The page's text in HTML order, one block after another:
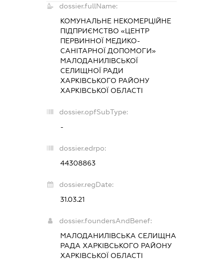
dossier.fullName:
КОМУНАЛЬНЕ НЕКОМЕРЦІЙНЕ
ПІДПРИЄМСТВО «ЦЕНТР
ПЕРВИННОЇ МЕДИКО-
САНІТАРНОЇ ДОПОМОГИ»
МАЛОДАНИЛІВСЬКОЇ
СЕЛИЩНОЇ РАДИ
ХАРКІВСЬКОГО РАЙОНУ
ХАРКІВСЬКОЇ ОБЛАСТІ
dossier.opfSubType:
-
dossier.edrpo:
44308863
dossier.regDate:
31.03.21
dossier.foundersAndBenef:
МАЛОДАНИЛІВСЬКА СЕЛИЩНА
РАДА ХАРКІВСЬКОГО РАЙОНУ
ХАРКІВСЬКОЇ ОБЛАСТІ